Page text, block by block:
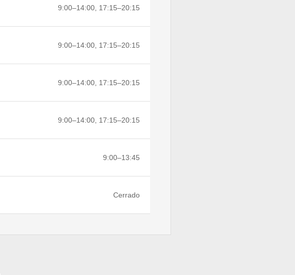
9:00–14:00, 17:15–20:15
9:00–14:00, 17:15–20:15
9:00–14:00, 17:15–20:15
9:00–14:00, 17:15–20:15
9:00–13:45
Cerrado